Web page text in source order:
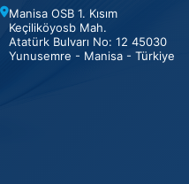
Manisa OSB 1. Kısım
Keçiliköyosb Mah.
Atatürk Bulvarı No: 12 45030
Yunusemre - Manisa - Türkiye